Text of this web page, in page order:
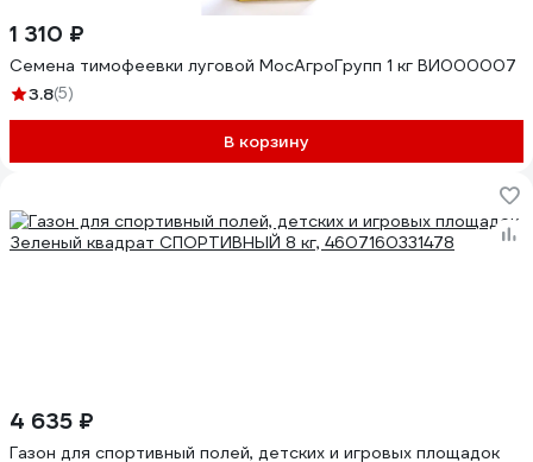
1 310 ₽
Семена тимофеевки луговой МосАгроГрупп 1 кг ВИ000007
3.8(5)
В корзину
4 635 ₽
Газон для спортивный полей, детских и игровых площадок